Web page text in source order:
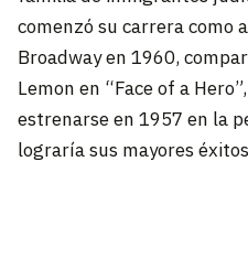
comenzó su carrera como
Broadway en 1960,
Lemon en “Face of a
estrenarse en 1957 en la
lograría sus mayores